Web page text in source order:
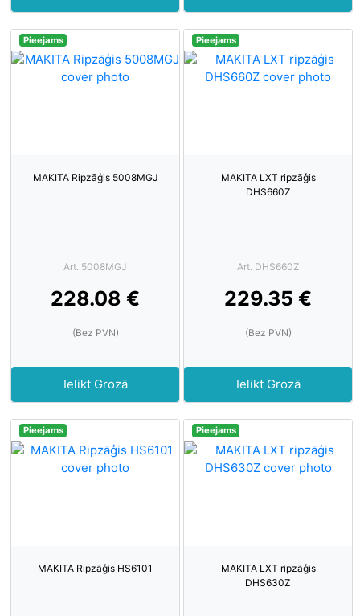
Pieejams
MAKITA Ripzāģis 5008MGJ
Art. 5008MGJ
228.08 €
(Bez PVN)
Ielikt Grozā
Pieejams
MAKITA LXT ripzāģis
DHS660Z
Art. DHS660Z
229.35 €
(Bez PVN)
Ielikt Grozā
Pieejams
MAKITA Ripzāģis HS6101
Pieejams
MAKITA LXT ripzāģis
DHS630Z